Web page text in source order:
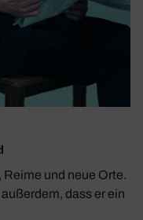
und neue Orte.
dass er ein